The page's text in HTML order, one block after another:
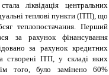
ліквідація центральних
теплові пункти (ІТП), що
теплопостачання. Перший
за рахунок фінансування
за рахунок кредитних
створені ІТП, у складі яких
того, було замінено 60%